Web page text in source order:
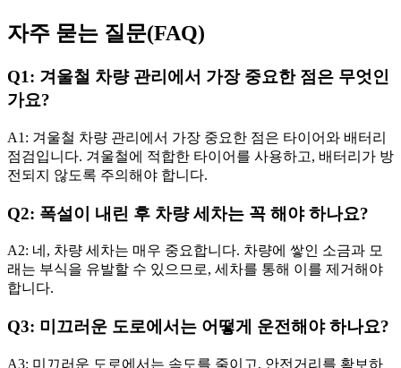
자주 묻는 질문(FAQ)
Q1: 겨울철 차량 관리에서 가장 중요한 점은 무엇인
가요?
A1: 겨울철 차량 관리에서 가장 중요한 점은 타이어와 배터리
점검입니다. 겨울철에 적합한 타이어를 사용하고, 배터리가 방
전되지 않도록 주의해야 합니다.
Q2: 폭설이 내린 후 차량 세차는 꼭 해야 하나요?
A2: 네, 차량 세차는 매우 중요합니다. 차량에 쌓인 소금과 모
래는 부식을 유발할 수 있으므로, 세차를 통해 이를 제거해야
합니다.
Q3: 미끄러운 도로에서는 어떻게 운전해야 하나요?
A3: 미끄러운 도로에서는 속도를 줄이고, 안전거리를 확보하